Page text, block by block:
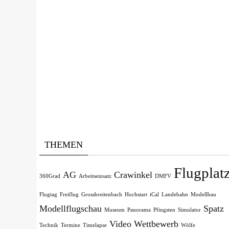
THEMEN
360Grad AG Arbeitseinsatz Crawinkel DMFV
Flugtag Freiflug Grossbreitenbach Hochstart iCal Landebahn Modellbau
Modellflugschau Museum Panorama Pfingsten Simulator Spatz
Technik Termine Timelapse Video Wettbewerb Wölfe